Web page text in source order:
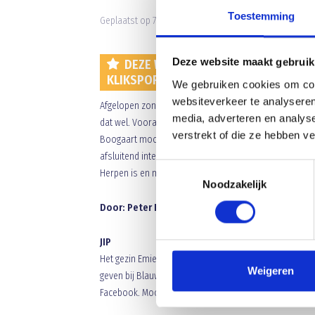
Toestemming
Deze website maakt
We gebruiken cookies om
websiteverkeer te
media, adverteren en
verstrekt of die ze hebben
Noodzakelijk
Weigeren
Geplaatst op 7 juni 2018 • 9:44 • Nieuws•Clubnieuws
DEZE WEEK EEN AFSLUITEND
KLIKSPORT.
Afgelopen zondag naar Prinses Irene – Caesar
dat wel. Vooral na rust en verleningen werd het een
Boogaart mocht pas met de verlenging in vallen.
afsluitend interview met Niels van Casteren in de
Herpen is en mooi dorpje en de cappuccino, door
Door: Peter Kuijpers
JIP
Het gezin Emiel van der Sanden werd verblijd (zo
geven bij Blauw Geel’38. Oma Ellie (en opa Tiny )
Facebook. Mooi en veel gezondheid voor de jonge